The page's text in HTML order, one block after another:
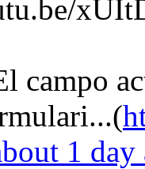
campo
1 day